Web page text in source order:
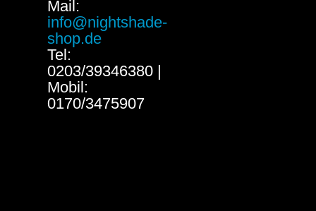
Mail:
info@nightshade-
shop.de
Tel:
0203/39346380 |
Mobil:
0170/3475907